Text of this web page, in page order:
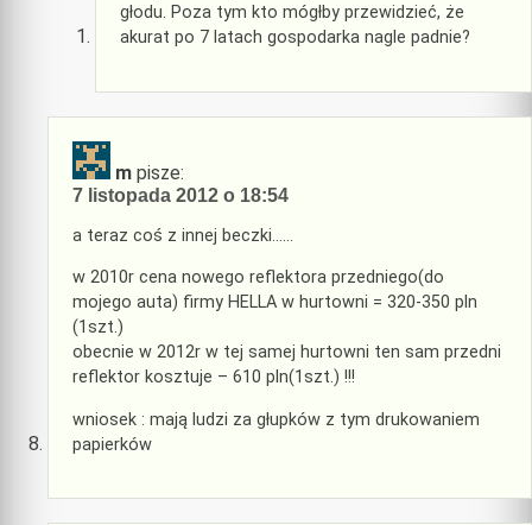
głodu. Poza tym kto mógłby przewidzieć, że
akurat po 7 latach gospodarka nagle padnie?
m pisze:
7 listopada 2012 o 18:54
a teraz coś z innej beczki……
w 2010r cena nowego reflektora przedniego(do
mojego auta) firmy HELLA w hurtowni = 320-350 pln
(1szt.)
obecnie w 2012r w tej samej hurtowni ten sam przedni
reflektor kosztuje – 610 pln(1szt.) !!!
wniosek : mają ludzi za głupków z tym drukowaniem
papierków